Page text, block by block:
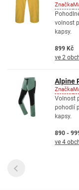
Značka
volnost
kapsy.
899 Kč
ve 2
Alpine
Značka
Volnost
pohodlí
kapsy.
890 -
ve 4